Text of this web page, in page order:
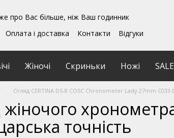
про Вас більше, ніж Ваш годинник
Оплата і доставка Контакти
Відгуки
Жіночі Скриньки Ножі SALE
Огляд CERTINA DS-8 COSC Chronometer Lady 27mm
точність